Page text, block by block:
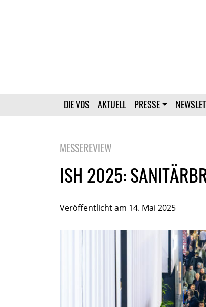
DIE VDS AKTUELL PRESSE
MESSEREVIEW
ISH 2025:
Veröffentlicht am 14. Mai 2025